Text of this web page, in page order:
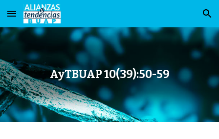
Skip to main content Skip to navigation
AyTBUAP 10(39):50-59